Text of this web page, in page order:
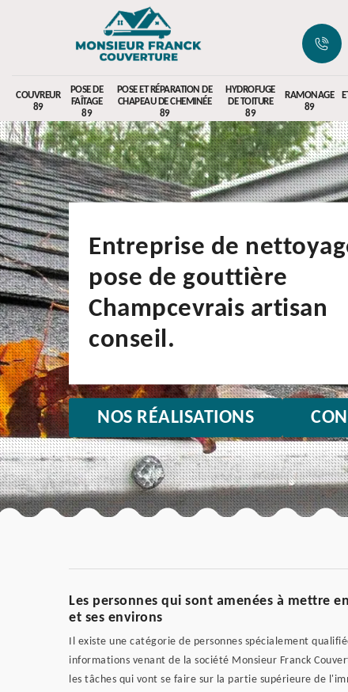
COUVREUR
89
POSE DE
FAÎTAGE
89
POSE ET RÉPARATION DE
CHAPEAU DE CHEMINÉE
89
HYDROFUGE
DE TOITURE
89
RAMONAGE
89
Entreprise de
pose de gouttière
Champcevrais artisan
conseil.
NOS RÉALISATIONS
Les personnes qui sont amenées à mettre
et ses environs
Il existe une catégorie de personnes spécialement
informations venant de la société Monsieur Franck
les tâches qui vont se faire sur la partie supérieure de